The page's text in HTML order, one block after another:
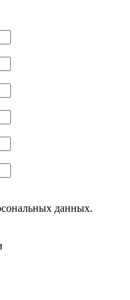
данных.